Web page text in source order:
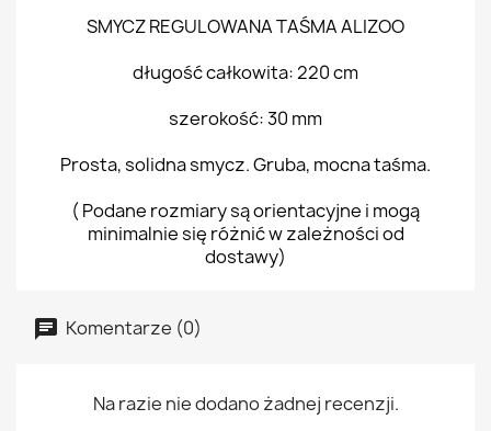
SMYCZ REGULOWANA TAŚMA ALIZOO
długość całkowita: 220 cm
szerokość: 30 mm
Prosta, solidna smycz. Gruba, mocna taśma.
( Podane rozmiary są orientacyjne i mogą
minimalnie się różnić w zależności od
dostawy)
Komentarze (0)
Na razie nie dodano żadnej recenzji.